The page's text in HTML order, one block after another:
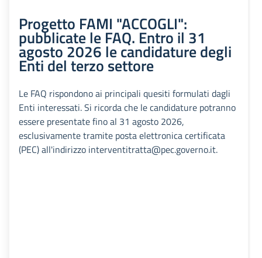
Progetto FAMI "ACCOGLI":
pubblicate le FAQ. Entro il 31
agosto 2026 le candidature degli
Enti del terzo settore
Le FAQ rispondono ai principali quesiti formulati dagli
Enti interessati. Si ricorda che le candidature potranno
essere presentate fino al 31 agosto 2026,
esclusivamente tramite posta elettronica certificata
(PEC) all'indirizzo interventitratta@pec.governo.it.